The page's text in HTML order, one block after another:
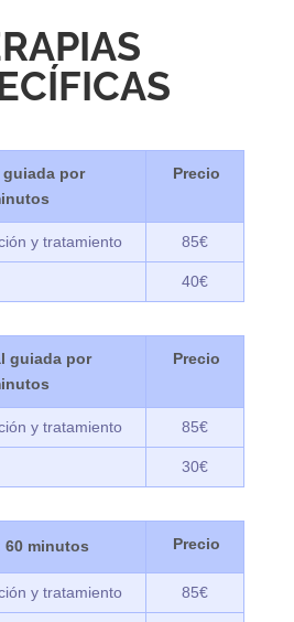
por
y tratamiento 85€
40€
guiada por
y tratamiento 85€
30€
60 minutos
y tratamiento 85€